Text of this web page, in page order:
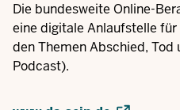
Die bundesweite Online-
eine digitale Anlaufstelle
den Themen Abschied, Tod
Podcast).